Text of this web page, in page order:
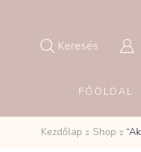
Keresés
FŐOLDAL
Kezdőlap Shop